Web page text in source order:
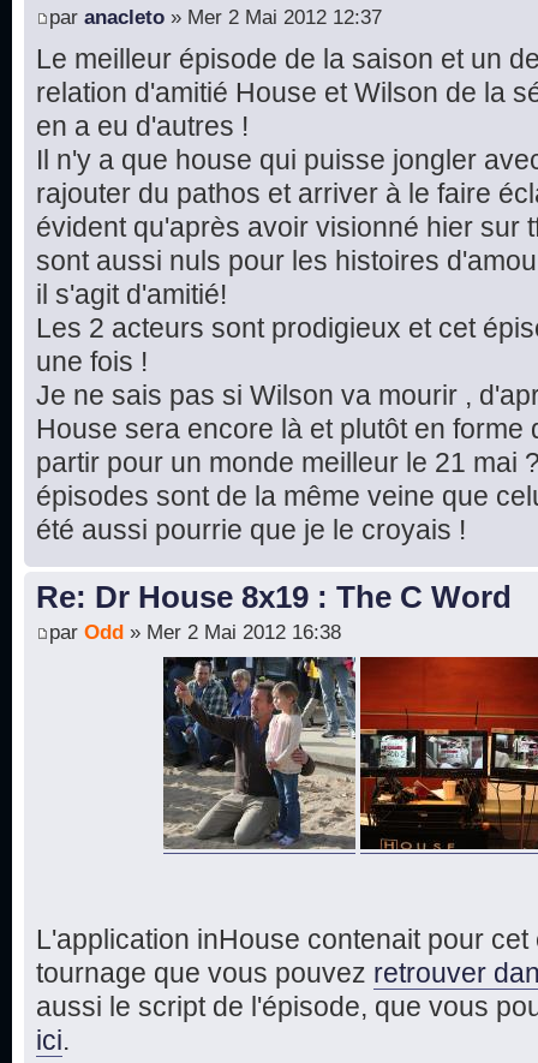
par anacleto » Mer 2 Mai 2012 12:37
Le meilleur épisode de la saison et un
relation d'amitié House et Wilson de la
en a eu d'autres !
Il n'y a que house qui puisse jongler
rajouter du pathos et arriver à le faire
évident qu'après avoir visionné hier sur
sont aussi nuls pour les histoires
il s'agit d'amitié!
Les 2 acteurs sont prodigieux et cet
une fois !
Je ne sais pas si Wilson va mourir ,
House sera encore là et plutôt en forme
partir pour un monde meilleur le 21 mai
épisodes sont de la même veine que
été aussi pourrie que je le croyais !
Re: Dr House 8x19 : The C Word
par Odd » Mer 2 Mai 2012 16:38
L'application inHouse contenait pour
tournage que vous pouvez retrouver
aussi le script de l'épisode, que vous
ici.